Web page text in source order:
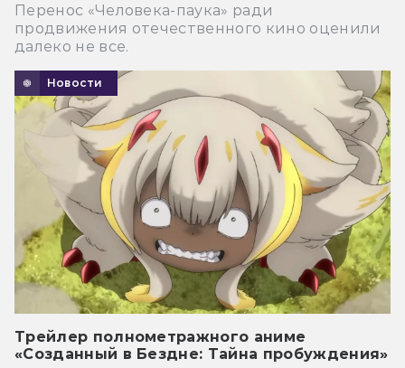
Перенос «Человека-паука» ради
продвижения отечественного кино оценили
далеко не все.
Новости
Трейлер полнометражного аниме
«Созданный в Бездне: Тайна пробуждения»